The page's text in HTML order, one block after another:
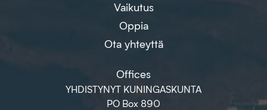
Vaikutus
Oppia
Ota yhteyttä
Offices
YHDISTYNYT KUNINGASKUNTA
PO Box 890